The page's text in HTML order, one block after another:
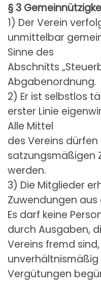
§ 3
1) Der Verein
unmittelbar
Sinne des
Abschnitts
Abgabenordnung.
2) Er ist selbstlos
erster Linie
Alle Mittel
des Vereins
satzungsmäßigen
werden.
3) Die Mitglieder
Zuwendungen aus
Es darf keine
durch Ausgaben,
Vereins fremd
unverhältnismäßig
Vergütungen